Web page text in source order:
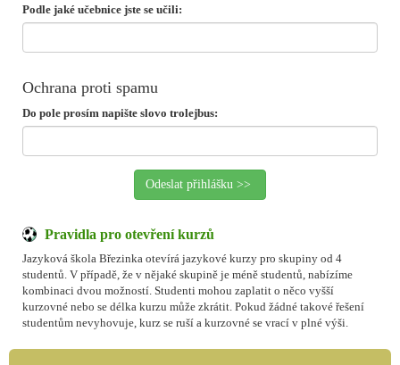
Podle jaké učebnice jste se učili:
Ochrana proti spamu
Do pole prosím napište slovo trolejbus:
Pravidla pro otevření kurzů
Jazyková škola Březinka otevírá jazykové kurzy pro skupiny od 4
studentů. V případě, že v nějaké skupině je méně studentů, nabízíme
kombinaci dvou možností. Studenti mohou zaplatit o něco vyšší
kurzovné nebo se délka kurzu může zkrátit. Pokud žádné takové řešení
studentům nevyhovuje, kurz se ruší a kurzovné se vrací v plné výši.